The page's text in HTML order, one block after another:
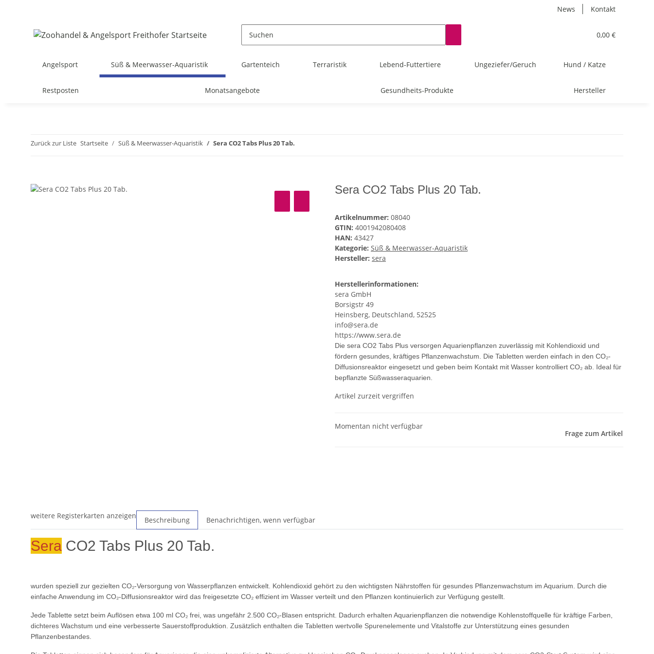
News Kontakt
0,00 €
Angelsport Süß & Meerwasser-Aquaristik Gartenteich Terraristik Lebend-Futtertiere Ungeziefer/Geruch Hund / Katze
Restposten Monatsangebote Gesundheits-Produkte Hersteller
Zurück zur Liste Startseite Süß & Meerwasser-Aquaristik Sera CO2 Tabs Plus 20 Tab.
Sera CO2 Tabs Plus 20 Tab.
Artikelnummer: 08040
GTIN: 4001942080408
HAN: 43427
Kategorie: Süß & Meerwasser-Aquaristik
Hersteller: sera
Herstellerinformationen:
sera GmbH
Borsigstr 49
Heinsberg, Deutschland, 52525
info@sera.de
https://www.sera.de
Die sera CO2 Tabs Plus versorgen Aquarienpflanzen zuverlässig mit Kohlendioxid und
fördern gesundes, kräftiges Pflanzenwachstum. Die Tabletten werden einfach in den CO₂-
Diffusionsreaktor eingesetzt und geben beim Kontakt mit Wasser kontrolliert CO₂ ab. Ideal für
bepflanzte Süßwasseraquarien.
Artikel zurzeit vergriffen
Momentan nicht verfügbar
Frage zum Artikel
weitere Registerkarten anzeigen Beschreibung Benachrichtigen, wenn verfügbar
Sera CO2 Tabs Plus 20 Tab.
wurden speziell zur gezielten CO₂-Versorgung von Wasserpflanzen entwickelt. Kohlendioxid gehört zu den wichtigsten Nährstoffen für gesundes Pflanzenwachstum im Aquarium. Durch die
einfache Anwendung im CO₂-Diffusionsreaktor wird das freigesetzte CO₂ effizient im Wasser verteilt und den Pflanzen kontinuierlich zur Verfügung gestellt.
Jede Tablette setzt beim Auflösen etwa 100 ml CO₂ frei, was ungefähr 2.500 CO₂-Blasen entspricht. Dadurch erhalten Aquarienpflanzen die notwendige Kohlenstoffquelle für kräftige Farben,
dichteres Wachstum und eine verbesserte Sauerstoffproduktion. Zusätzlich enthalten die Tabletten wertvolle Spurenelemente und Vitalstoffe zur Unterstützung eines gesunden
Pflanzenbestandes.